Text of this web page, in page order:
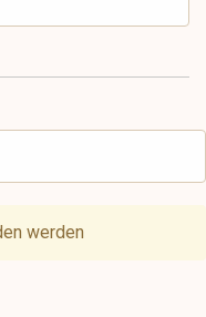
werden